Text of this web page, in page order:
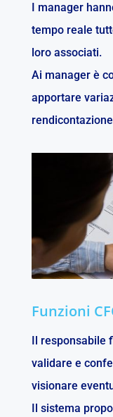
I manager
tempo reale
loro associati.
Ai manager è
apportare
Funzioni
Il
validare e
visionare
Il sistema